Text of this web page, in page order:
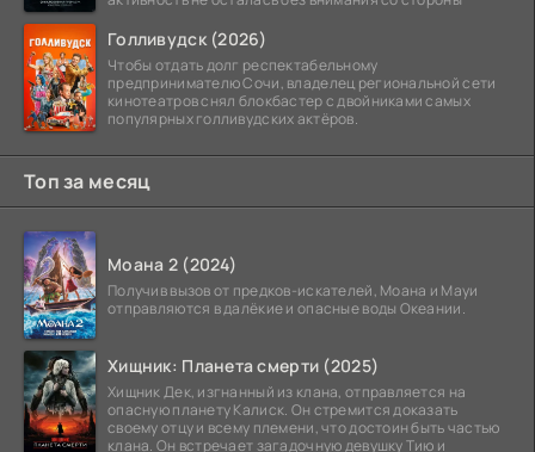
Голливудск (2026)
Чтобы отдать долг респектабельному
предпринимателю Сочи, владелец региональной сети
кинотеатров снял блокбастер с двойниками самых
популярных голливудских актёров.
Топ за месяц
Моана 2 (2024)
Получив вызов от предков-искателей, Моана и Мауи
отправляются в далёкие и опасные воды Океании.
Хищник: Планета смерти (2025)
Хищник Дек, изгнанный из клана, отправляется на
опасную планету Калиск. Он стремится доказать
своему отцу и всему племени, что достоин быть частью
клана. Он встречает загадочную девушку Тию и